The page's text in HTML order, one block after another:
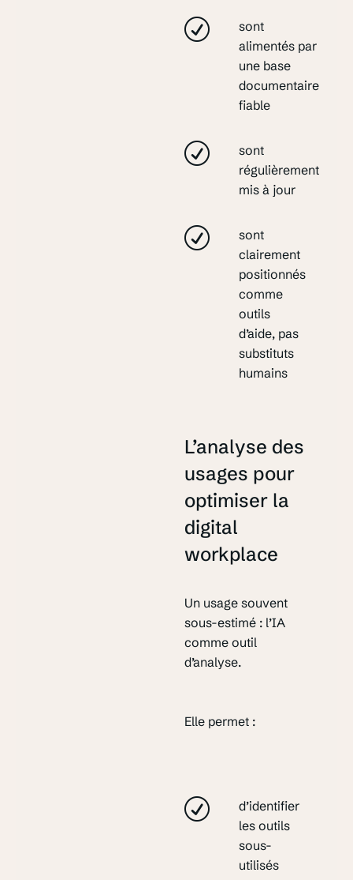
sont
alimentés par
une base
documentaire
fiable
sont
régulièrement
mis à jour
sont
clairement
positionnés
comme
outils
d’aide, pas
substituts
humains
L’analyse des
usages pour
optimiser la
digital
workplace
Un usage souvent
sous-estimé : l’IA
comme outil
d’analyse.
Elle permet :
d’identifier
les outils
sous-
utilisés